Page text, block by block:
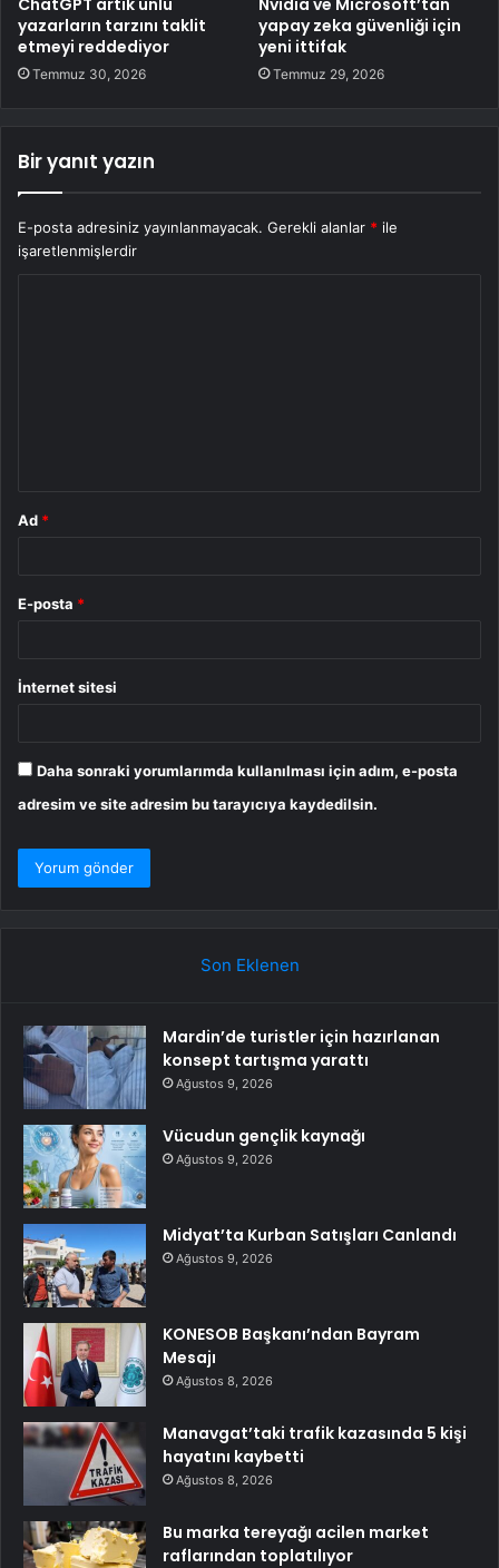
yazarların tarzını taklit
etmeyi reddediyor
Temmuz 30, 2026
yapay zeka güvenliği için
yeni ittifak
Temmuz 29, 2026
Bir yanıt yazın
E-posta adresiniz yayınlanmayacak. Gerekli alanlar * ile
işaretlenmişlerdir
Ad *
E-posta *
İnternet sitesi
Daha sonraki yorumlarımda kullanılması için adım, e-posta
adresim ve site adresim bu tarayıcıya kaydedilsin.
Son Eklenen
Mardin’de turistler için hazırlanan
konsept tartışma yarattı
Ağustos 9, 2026
Vücudun gençlik kaynağı
Ağustos 9, 2026
Midyat’ta Kurban Satışları Canlandı
Ağustos 9, 2026
KONESOB Başkanı’ndan Bayram
Mesajı
Ağustos 8, 2026
Manavgat’taki trafik kazasında 5 kişi
hayatını kaybetti
Ağustos 8, 2026
Bu marka tereyağı acilen market
raflarından toplatılıyor